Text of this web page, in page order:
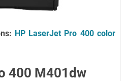
HP LaserJet Pro 400 color
400 M401dw